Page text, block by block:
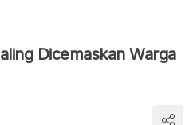
Dicemaskan Warga